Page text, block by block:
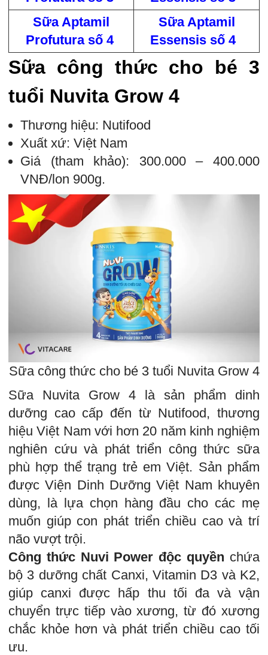
Sữa Aptamil
Profutura số 4
Sữa Aptamil
Essensis số 4
Sữa công thức cho bé 3
tuổi Nuvita Grow 4
Thương hiệu: Nutifood
Xuất xứ: Việt Nam
Giá (tham khảo): 300.000 – 400.000
VNĐ/lon 900g.
Sữa công thức cho bé 3 tuổi Nuvita Grow 4
Sữa Nuvita Grow 4 là sản phẩm dinh
dưỡng cao cấp đến từ Nutifood, thương
hiệu Việt Nam với hơn 20 năm kinh nghiệm
nghiên cứu và phát triển công thức sữa
phù hợp thể trạng trẻ em Việt. Sản phẩm
được Viện Dinh Dưỡng Việt Nam khuyên
dùng, là lựa chọn hàng đầu cho các mẹ
muốn giúp con phát triển chiều cao và trí
não vượt trội.
Công thức Nuvi Power độc quyền chứa
bộ 3 dưỡng chất Canxi, Vitamin D3 và K2,
giúp canxi được hấp thu tối đa và vận
chuyển trực tiếp vào xương, từ đó xương
chắc khỏe hơn và phát triển chiều cao tối
ưu.